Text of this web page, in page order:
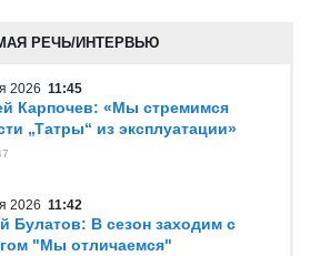
РЕЧЬ/ИНТЕРВЬЮ
2026 11:45
Карпочев: «Мы стремимся
„Татры“ из эксплуатации»
2026 11:42
Булатов: В сезон заходим с
"Мы отличаемся"